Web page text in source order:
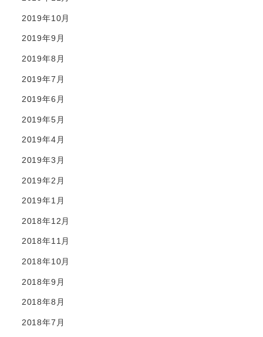
2019年10月
2019年9月
2019年8月
2019年7月
2019年6月
2019年5月
2019年4月
2019年3月
2019年2月
2019年1月
2018年12月
2018年11月
2018年10月
2018年9月
2018年8月
2018年7月